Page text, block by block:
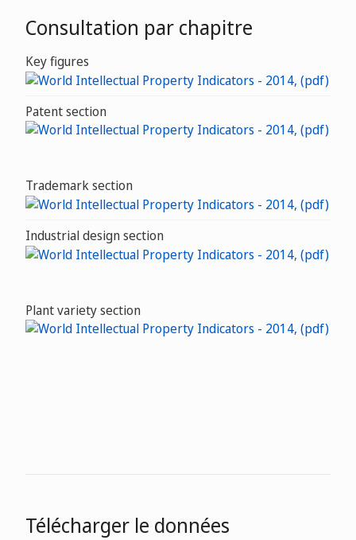
Consultation par chapitre
Key figures
Patent section
Trademark section
Industrial design section
Plant variety section
Télécharger le données